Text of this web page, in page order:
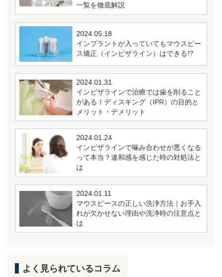
一覧を徹底解説
2024.05.18
インプラントが入っていてもマウスピー
ス矯正（インビザライン）はできる!?
2024.01.31
インビザラインで治療では歯を削ること
がある！ディスキング（IPR）の目的と
メリット・デメリット
2024.01.24
インビザラインで噛み合わせが悪くなる
って本当？違和感を感じた時の対処法と
は
2024.01.11
マウスピースの正しい洗浄方法｜お手入
れが欠かせない理由や洗浄時の注意点と
は
よく見られているコラム